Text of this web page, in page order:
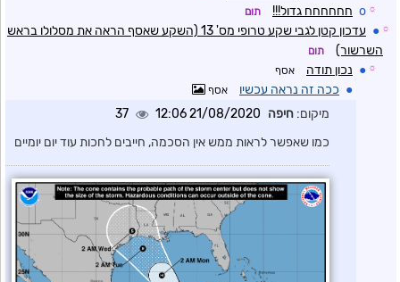
☼
o חחחחחח גדול!!! תום
☼
●
עדכון קטן לגבי שקע טרופי מס' 13 (השקע שאסף הראה את מסלולו בראש
השרשור)
תום
☼
● נכון תודה אסף
● ככה זה נראה עכשיו אסף
מיקום: חיפה 21/08/2020 12:06
37
כמו שאפשר לראות ממש אין הסכמה, חייבים לחכות עוד יום יומיים